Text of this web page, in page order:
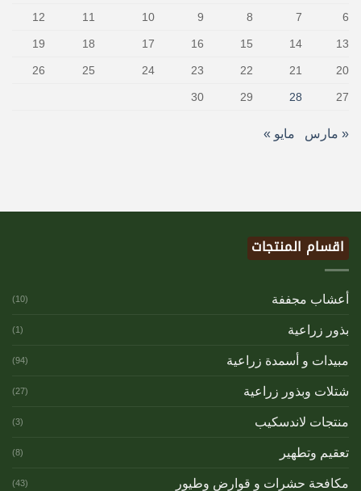
6
7
8
9
10
11
12
13
14
15
16
17
18
19
20
21
22
23
24
25
26
27
28
29
30
« مارس مايو »
اقسام المنتجات
أعشاب مجففة (10)
بذور زراعية (1)
مبيدات و أسمدة زراعية (94)
شتلات وبذور زراعية (27)
منتجات لاندسكيب (3)
تعقيم وتطهير (8)
مكافحة حشرات و قوارض وطيور (43)